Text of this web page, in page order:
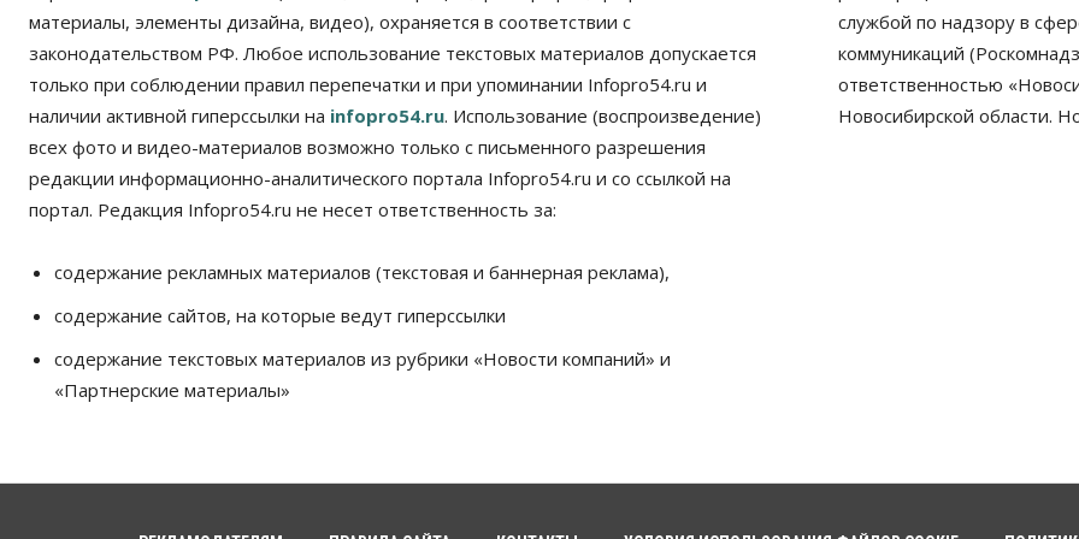
материалы, элементы дизайна, видео), охраняется в соответствии с
законодательством РФ. Любое использование текстовых материалов допускается
только при соблюдении правил перепечатки и при упоминании Infopro54.ru и
наличии активной гиперссылки на infopro54.ru. Использование (воспроизведение)
всех фото и видео-материалов возможно только с письменного разрешения
редакции информационно-аналитического портала Infopro54.ru и со ссылкой на
портал. Редакция Infopro54.ru не несет ответственность за:
содержание рекламных материалов (текстовая и баннерная реклама),
содержание сайтов, на которые ведут гиперссылки
содержание текстовых материалов из рубрики «Новости компаний» и
«Партнерские материалы»
службой по надзору в
коммуникаций
ответственностью
Новосибирской области.